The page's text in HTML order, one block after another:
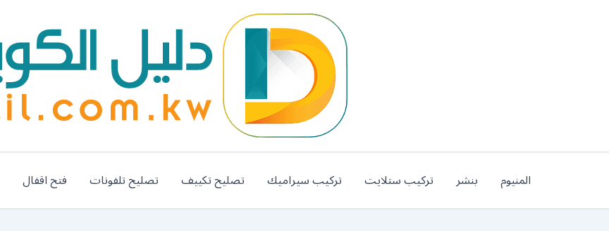
المنيوم بنشر تركيب ستلايت تركيب سيراميك تصليح تكييف تصليح تلفونات فتح اقفال